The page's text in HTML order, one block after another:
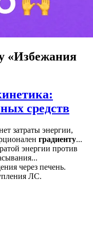
«Избежания
средств
затраты энергии,
градиенту...
энергии против
через печень.
ЛС.